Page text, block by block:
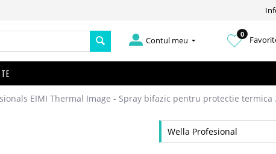
Contul meu
0
EIMI Thermal Image - Spray bifazic pentru protectie termica
Wella Profesional